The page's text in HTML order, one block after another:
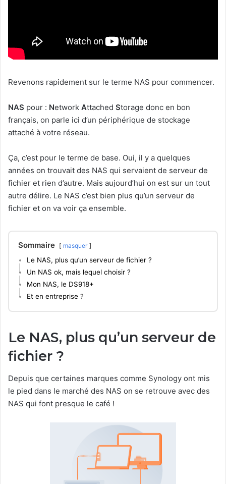
Revenons rapidement sur le terme NAS pour commencer.
NAS pour : Network Attached Storage donc en bon
français, on parle ici d’un périphérique de stockage
attaché à votre réseau.
Ça, c’est pour le terme de base. Oui, il y a quelques
années on trouvait des NAS qui servaient de serveur de
fichier et rien d’autre. Mais aujourd’hui on est sur un tout
autre délire. Le NAS c’est bien plus qu’un serveur de
fichier et on va voir ça ensemble.
Sommaire masquer
Le NAS, plus qu’un serveur de fichier ?
Un NAS ok, mais lequel choisir ?
Mon NAS, le DS918+
Et en entreprise ?
Le NAS, plus qu’un serveur de
fichier ?
Depuis que certaines marques comme Synology ont mis
le pied dans le marché des NAS on se retrouve avec des
NAS qui font presque le café !